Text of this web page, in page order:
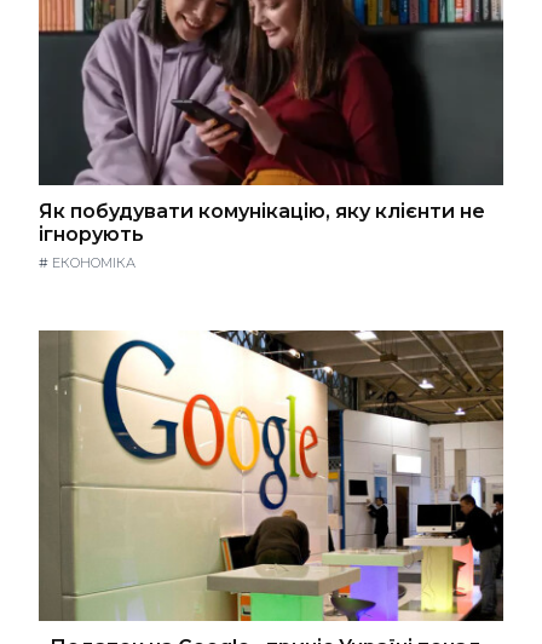
Як побудувати комунікацію, яку клієнти не
ігнорують
# ЕКОНОМІКА